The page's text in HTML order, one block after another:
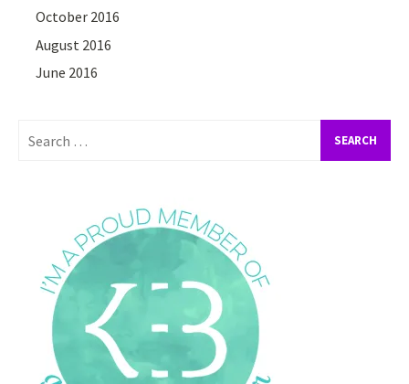
October 2016
August 2016
June 2016
for: